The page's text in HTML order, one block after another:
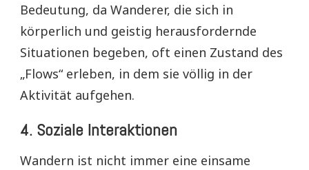
Bedeutung, da Wanderer, die sich in
körperlich und geistig herausfordernde
Situationen begeben, oft einen Zustand des
„Flows“ erleben, in dem sie völlig in der
Aktivität aufgehen.
4. Soziale Interaktionen
Wandern ist nicht immer eine einsame